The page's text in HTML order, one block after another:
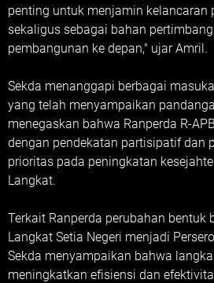
penting untuk menjamin kelancaran
sekaligus sebagai bahan
pembangunan ke depan," ujar Amril.
Sekda menanggapi berbagai
yang telah menyampaikan
menegaskan bahwa Ranperda R-
dengan pendekatan partisipatif dan
prioritas pada peningkatan
Langkat.
Terkait Ranperda perubahan bentuk
Langkat Setia Negeri menjadi
Sekda menyampaikan bahwa
meningkatkan efisiensi dan